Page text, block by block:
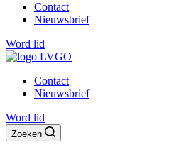
Contact
Nieuwsbrief
Word lid
Contact
Nieuwsbrief
Word lid
Zoeken